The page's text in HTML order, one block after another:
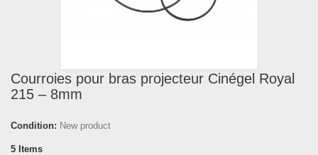
Courroies pour bras projecteur Cinégel Royal
215 – 8mm
Condition: New product
5 Items